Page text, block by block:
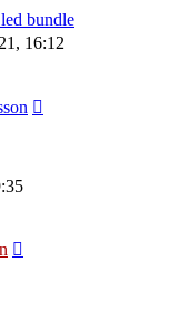
bundle
16:12